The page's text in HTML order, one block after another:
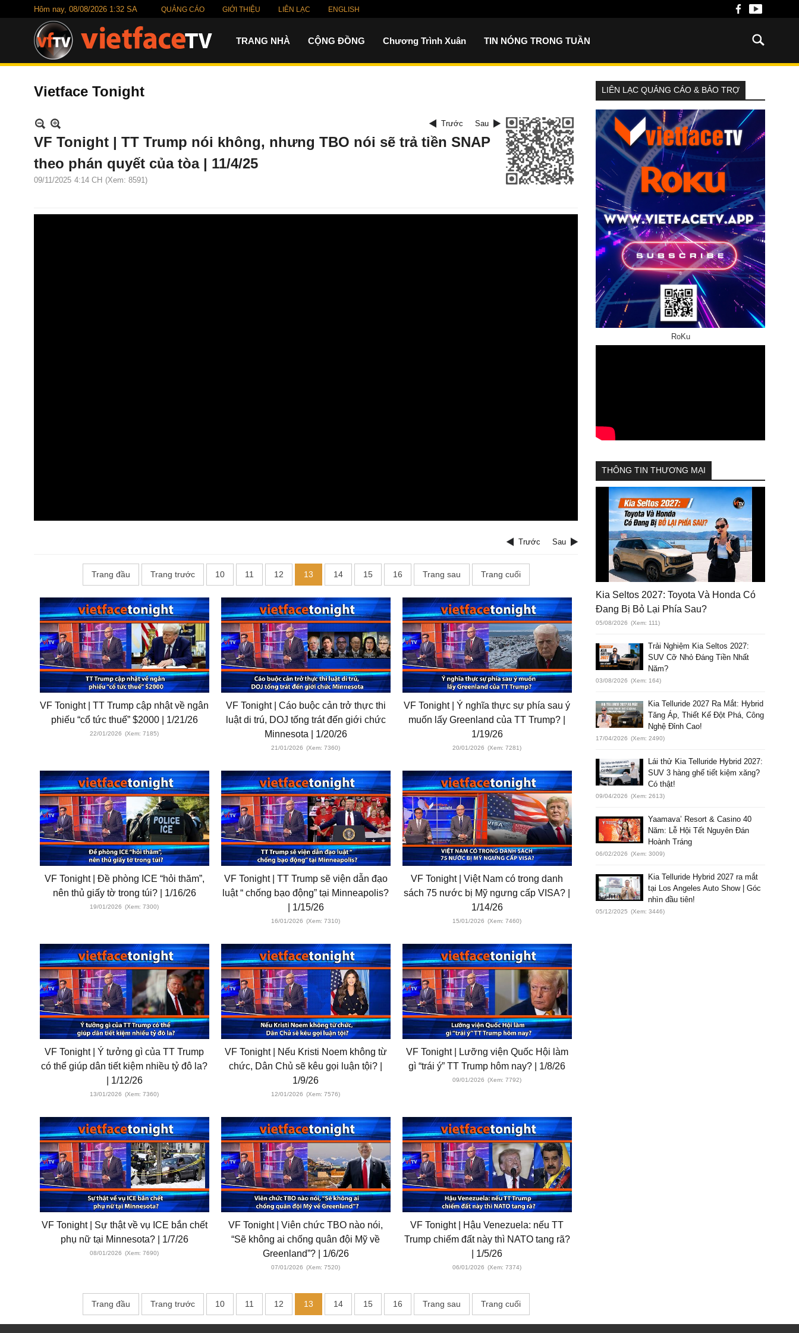
Hôm nay, 08/08/2026 1:32 SA QUẢNG CÁO GIỚI THIỆU LIÊN LẠC ENGLISH
TRANG NHÀ CỘNG ĐỒNG Chương Trình Xuân TIN NÓNG TRONG TUẦN
Vietface Tonight
Trước Sau
VF Tonight | TT Trump nói không, nhưng TBO nói sẽ trả tiền SNAP
theo phán quyết của tòa | 11/4/25
09/11/2025 4:14 CH (Xem: 8591)
Trước Sau
Trang đầu Trang trước 10 11 12 13 14 15 16 Trang sau Trang cuối
VF Tonight | TT Trump cập nhật về ngân
phiếu “cổ tức thuế” $2000 | 1/21/26
22/01/2026 (Xem: 7185)
VF Tonight | Cáo buộc cản trở thực thi
luật di trú, DOJ tống trát đến giới chức
Minnesota | 1/20/26
21/01/2026 (Xem: 7360)
VF Tonight | Ý nghĩa thực sự phía sau ý
muốn lấy Greenland của TT Trump? |
1/19/26
20/01/2026 (Xem: 7281)
VF Tonight | Đề phòng ICE “hỏi thăm”,
nên thủ giấy tờ trong túi? | 1/16/26
19/01/2026 (Xem: 7300)
VF Tonight | TT Trump sẽ viện dẫn đạo
luật “ chống bạo động” tại Minneapolis?
| 1/15/26
16/01/2026 (Xem: 7310)
VF Tonight | Việt Nam có trong danh
sách 75 nước bị Mỹ ngưng cấp VISA? |
1/14/26
15/01/2026 (Xem: 7460)
VF Tonight | Ý tưởng gì của TT Trump
có thể giúp dân tiết kiệm nhiều tỷ đô la?
| 1/12/26
13/01/2026 (Xem: 7360)
VF Tonight | Nếu Kristi Noem không từ
chức, Dân Chủ sẽ kêu gọi luận tội? |
1/9/26
12/01/2026 (Xem: 7576)
VF Tonight | Lưỡng viện Quốc Hội làm
gì “trái ý” TT Trump hôm nay? | 1/8/26
09/01/2026 (Xem: 7792)
VF Tonight | Sự thật về vụ ICE bắn chết
phụ nữ tại Minnesota? | 1/7/26
08/01/2026 (Xem: 7690)
VF Tonight | Viên chức TBO nào nói,
“Sẽ không ai chống quân đội Mỹ về
Greenland”? | 1/6/26
07/01/2026 (Xem: 7520)
VF Tonight | Hậu Venezuela: nếu TT
Trump chiếm đất này thì NATO tang rã?
| 1/5/26
06/01/2026 (Xem: 7374)
Trang đầu Trang trước 10 11 12 13 14 15 16 Trang sau Trang cuối
LIÊN LẠC QUẢNG CÁO & BẢO TRỢ
RoKu
THÔNG TIN THƯƠNG MẠI
Kia Seltos 2027: Toyota Và Honda Có
Đang Bị Bỏ Lại Phía Sau?
05/08/2026 (Xem: 111)
Trải Nghiệm Kia Seltos 2027:
SUV Cỡ Nhỏ Đáng Tiền Nhất
Năm?
03/08/2026 (Xem: 164)
Kia Telluride 2027 Ra Mắt: Hybrid
Tăng Áp, Thiết Kế Đột Phá, Công
Nghệ Đỉnh Cao!
17/04/2026 (Xem: 2490)
Lái thử Kia Telluride Hybrid 2027:
SUV 3 hàng ghế tiết kiệm xăng?
Có thật!
09/04/2026 (Xem: 2613)
Yaamava’ Resort & Casino 40
Năm: Lễ Hội Tết Nguyên Đán
Hoành Tráng
06/02/2026 (Xem: 3009)
Kia Telluride Hybrid 2027 ra mắt
tại Los Angeles Auto Show | Góc
nhìn đầu tiên!
05/12/2025 (Xem: 3446)